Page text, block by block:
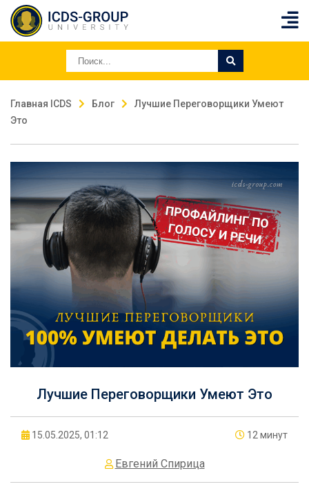
Главная ICDS Блог
Лучшие Переговорщики Умеют
Это
Лучшие Переговорщики Умеют Это
15.05.2025, 01:12 12 минут
Евгений Спирица